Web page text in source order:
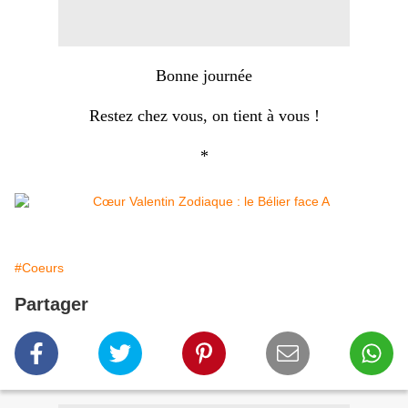
Bonne journée
Restez chez vous, on tient à vous !
*
#Coeurs
Partager